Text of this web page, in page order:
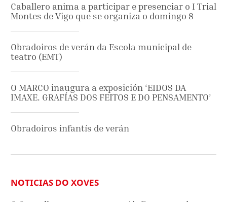
Caballero anima a participar e presenciar o I Trial
Montes de Vigo que se organiza o domingo 8
Obradoiros de verán da Escola municipal de
teatro (EMT)
O MARCO inaugura a exposición ‘EIDOS DA
IMAXE. GRAFÍAS DOS FEITOS E DO PENSAMENTO’
Obradoiros infantís de verán
NOTICIAS DO XOVES